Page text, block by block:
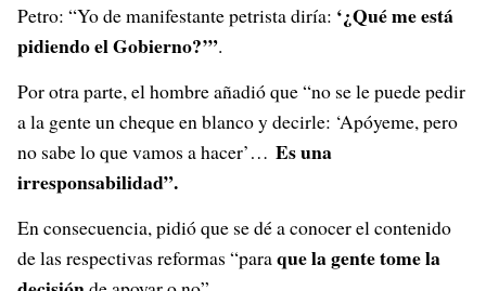
Petro: “Yo de manifestante petrista diría: ‘¿Qué me está
pidiendo el Gobierno?’”.
Por otra parte, el hombre añadió que “no se le puede pedir
a la gente un cheque en blanco y decirle: ‘Apóyeme, pero
no sabe lo que vamos a hacer’… Es una
irresponsabilidad”.
En consecuencia, pidió que se dé a conocer el contenido
de las respectivas reformas “paraque la gente tome la